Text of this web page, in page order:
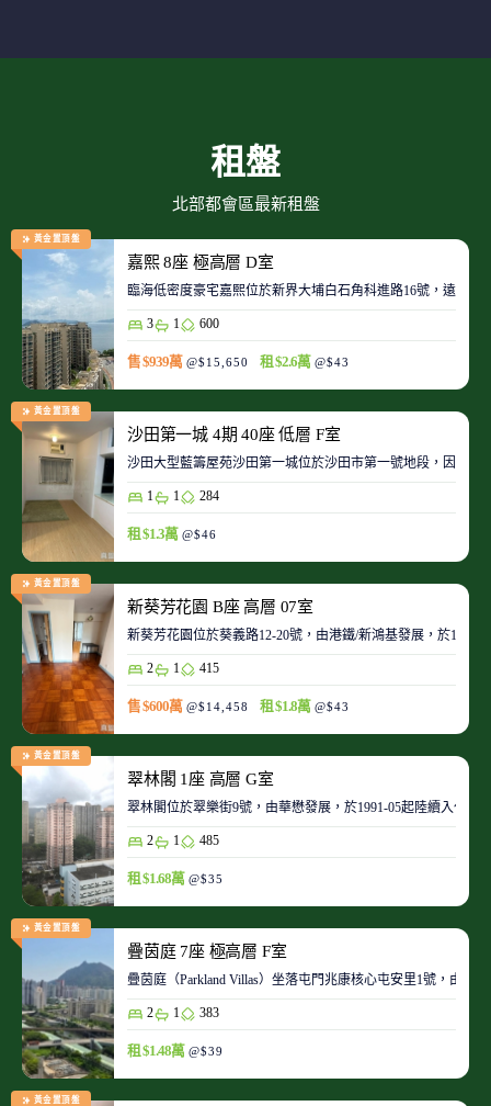
租盤
北部都會區最新租盤
黃金置頂盤
嘉熙 8座 極高層 D室
臨海低密度豪宅嘉熙位於新界大埔白石角科進路16號，遠離
3 1 600
售 $939萬 @$15,650 租 $2.6萬 @$43
黃金置頂盤
沙田第一城 4期 40座 低層 F室
沙田大型藍籌屋苑沙田第一城位於沙田市第一號地段，因此
1 1 284
租 $1.3萬 @$46
黃金置頂盤
新葵芳花園 B座 高層 07室
新葵芳花園位於葵義路12-20號，由港鐵/新鴻基發展，於
2 1 415
售 $600萬 @$14,458 租 $1.8萬 @$43
黃金置頂盤
翠林閣 1座 高層 G室
翠林閣位於翠樂街9號，由華懋發展，於1991-05起陸續入伙
2 1 485
租 $1.68萬 @$35
黃金置頂盤
疊茵庭 7座 極高層 F室
疊茵庭（Parkland Villas）坐落屯門兆康核心屯安里1號，由
2 1 383
租 $1.48萬 @$39
黃金置頂盤